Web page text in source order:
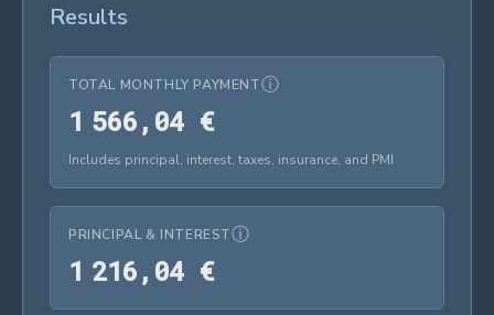
Results
TOTAL MONTHLY PAYMENTⓘ
1 566, 04 €1 566,04 €
Includes principal, interest, taxes, insurance, and PMI
PRINCIPAL & INTERESTⓘ
1 216, 04 €1 216,04 €